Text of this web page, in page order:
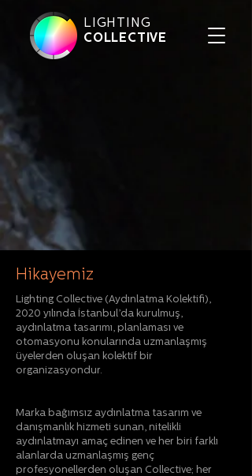
LIGHTING
COLLECTIVE
Hikayemiz
Lighting Collective (Aydınlatma Kolektifi),
2020 yılında İstanbul’da kurulmuş,
aydınlatma tasarımı, planlaması ve
otomasyonu konularında uzmanlaşmış
üyelerden oluşan kolektif bir
organizasyondur.
Marka bağımsız aydınlatma tasarım ve
danışmanlık hizmeti sunan, nitelikli
aydınlatmayı amaç edinen ve her biri farklı
alanlarda uzmanlaşmış genç
profesyonellerden oluşan Collective; her